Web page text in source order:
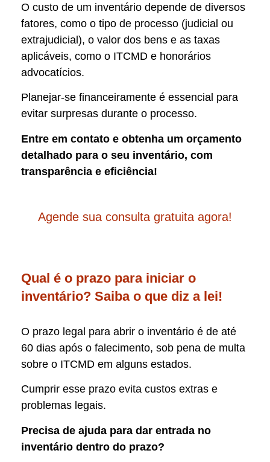
O custo de um inventário depende de diversos
fatores, como o tipo de processo (judicial ou
extrajudicial), o valor dos bens e as taxas
aplicáveis, como o ITCMD e honorários
advocatícios.
Planejar-se financeiramente é essencial para
evitar surpresas durante o processo.
Entre em contato e obtenha um orçamento
detalhado para o seu inventário, com
transparência e eficiência!
Agende sua consulta gratuita agora!
Qual é o prazo para iniciar o
inventário? Saiba o que diz a lei!
O prazo legal para abrir o inventário é de até
60 dias após o falecimento, sob pena de multa
sobre o ITCMD em alguns estados.
Cumprir esse prazo evita custos extras e
problemas legais.
Precisa de ajuda para dar entrada no
inventário dentro do prazo?